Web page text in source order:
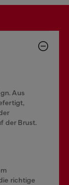
Aus
der Brust.
richtige